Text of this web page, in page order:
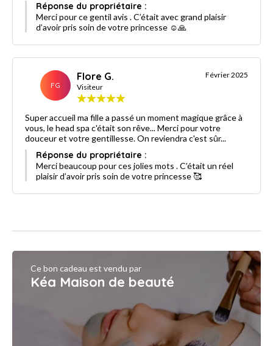
Réponse du propriétaire :
Merci pour ce gentil avis . C’était avec grand plaisir
d’avoir pris soin de votre princesse ☺️🙏
FG
Flore G.
Visiteur
Février 2025
Super accueil ma fille a passé un moment magique grâce à
vous, le head spa c'était son rêve... Merci pour votre
douceur et votre gentillesse. On reviendra c'est sûr...
Réponse du propriétaire :
Merci beaucoup pour ces jolies mots . C’était un réel
plaisir d’avoir pris soin de votre princesse 🥰
Ce bon cadeau est vendu par
Kéa Maison de beauté